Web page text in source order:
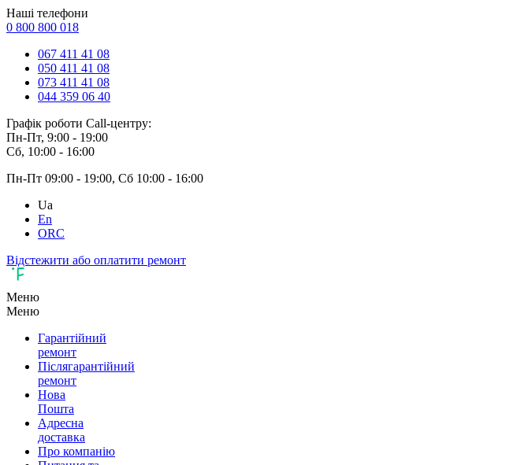
Наші телефони
0 800 800 018
067 411 41 08
050 411 41 08
073 411 41 08
044 359 06 40
Графік роботи Call-центру:
Пн-Пт, 9:00 - 19:00
Сб, 10:00 - 16:00
Пн-Пт 09:00 - 19:00, Сб 10:00 - 16:00
Ua
En
ORC
Відстежити або оплатити ремонт
Меню
Меню
Гарантійний
ремонт
Післягарантійний
ремонт
Нова
Пошта
Адресна
доставка
Про компанію